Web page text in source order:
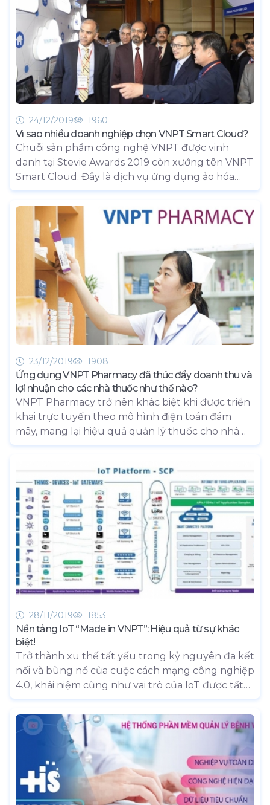
mềm Quản lý bệnh viện hướng đến.
24/12/2019 1960
Vì sao nhiều doanh nghiệp chọn VNPT Smart Cloud?
Chuỗi sản phẩm công nghệ VNPT được vinh
danh tại Stevie Awards 2019 còn xướng tên VNPT
Smart Cloud. Đây là dịch vụ ứng dụng ảo hóa
tiên tiến nhất trên thế giới, khẳng định vai trò
dẫn dắt và mục tiêu trở thành nhà cung cấp dịch
vụ số hàng đầu Việt Nam của VNPT.
23/12/2019 1908
Ứng dụng VNPT Pharmacy đã thúc đẩy doanh thu và
lợi nhuận cho các nhà thuốc như thế nào?
VNPT Pharmacy trở nên khác biệt khi được triển
khai trực tuyến theo mô hình điện toán đám
mây, mang lại hiệu quả quản lý thuốc cho nhà
thuốc, chuỗi nhà thuốc. Người dùng có thể truy
máy tính được kết nối Internet.
28/11/2019 1853
Nền tảng IoT “Made in VNPT”: Hiệu quả từ sự khác
biệt!
Trở thành xu thế tất yếu trong kỷ nguyên đa kết
nối và bùng nổ của cuộc cách mạng công nghiệp
4.0, khái niệm cũng như vai trò của IoT được tất
cả các doanh nghiệp CNTT quan tâm hàng đầu.
Với bề dày và kinh nghiệm nhiều năm trong lĩnh
vực VT-CNTT, VNPT tiếp cận với IoT theo một
hướng khác biệt nhằm tạo hiệu quả cao nhất.